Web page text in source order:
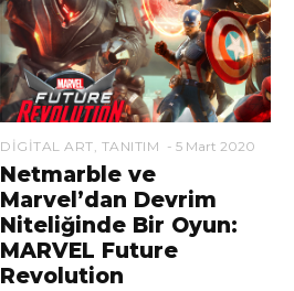
DIGITAL ART, TANITIM 5 Mart 2020
Netmarble ve
Marvel’dan Devrim
Niteliğinde Bir Oyun:
MARVEL Future
Revolution